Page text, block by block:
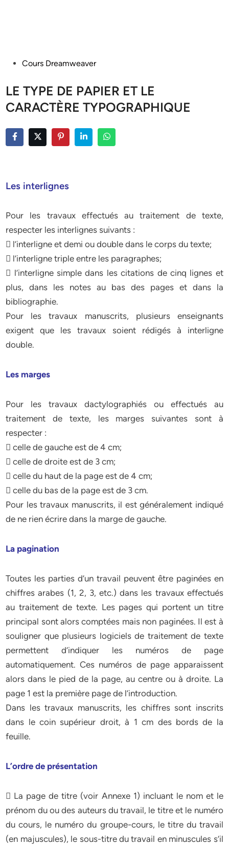
PostedCours Dreamweaver
LE TYPE DE PAPIER ET LE
CARACTÈRE TYPOGRAPHIQUE
Les interlignes
Pour les travaux effectués au traitement de texte,
respecter les interlignes suivants :
 l’interligne et demi ou double dans le corps du texte;
 l’interligne triple entre les paragraphes;
 l’interligne simple dans les citations de cinq lignes et
plus, dans les notes au bas des pages et dans la
bibliographie.
Pour les travaux manuscrits, plusieurs enseignants
exigent que les travaux soient rédigés à interligne
double.
Les marges
Pour les travaux dactylographiés ou effectués au
traitement de texte, les marges suivantes sont à
respecter :
 celle de gauche est de 4 cm;
 celle de droite est de 3 cm;
 celle du haut de la page est de 4 cm;
 celle du bas de la page est de 3 cm.
Pour les travaux manuscrits, il est généralement indiqué
de ne rien écrire dans la marge de gauche.
La pagination
Toutes les parties d’un travail peuvent être paginées en
chiffres arabes (1, 2, 3, etc.) dans les travaux effectués
au traitement de texte. Les pages qui portent un titre
principal sont alors comptées mais non paginées. Il est à
souligner que plusieurs logiciels de traitement de texte
permettent d’indiquer les numéros de page
automatiquement. Ces numéros de page apparaissent
alors dans le pied de la page, au centre ou à droite. La
page 1 est la première page de l’introduction.
Dans les travaux manuscrits, les chiffres sont inscrits
dans le coin supérieur droit, à 1 cm des bords de la
feuille.
L’ordre de présentation
 La page de titre (voir Annexe 1) incluant le nom et le
prénom du ou des auteurs du travail, le titre et le numéro
du cours, le numéro du groupe-cours, le titre du travail
(en majuscules), le sous-titre du travail en minuscules s’il